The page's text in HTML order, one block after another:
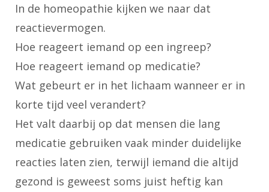
In de homeopathie kijken we naar dat
reactievermogen.
Hoe reageert iemand op een ingreep?
Hoe reageert iemand op medicatie?
Wat gebeurt er in het lichaam wanneer er in
korte tijd veel verandert?
Het valt daarbij op dat mensen die lang
medicatie gebruiken vaak minder duidelijke
reacties laten zien, terwijl iemand die altijd
gezond is geweest soms juist heftig kan